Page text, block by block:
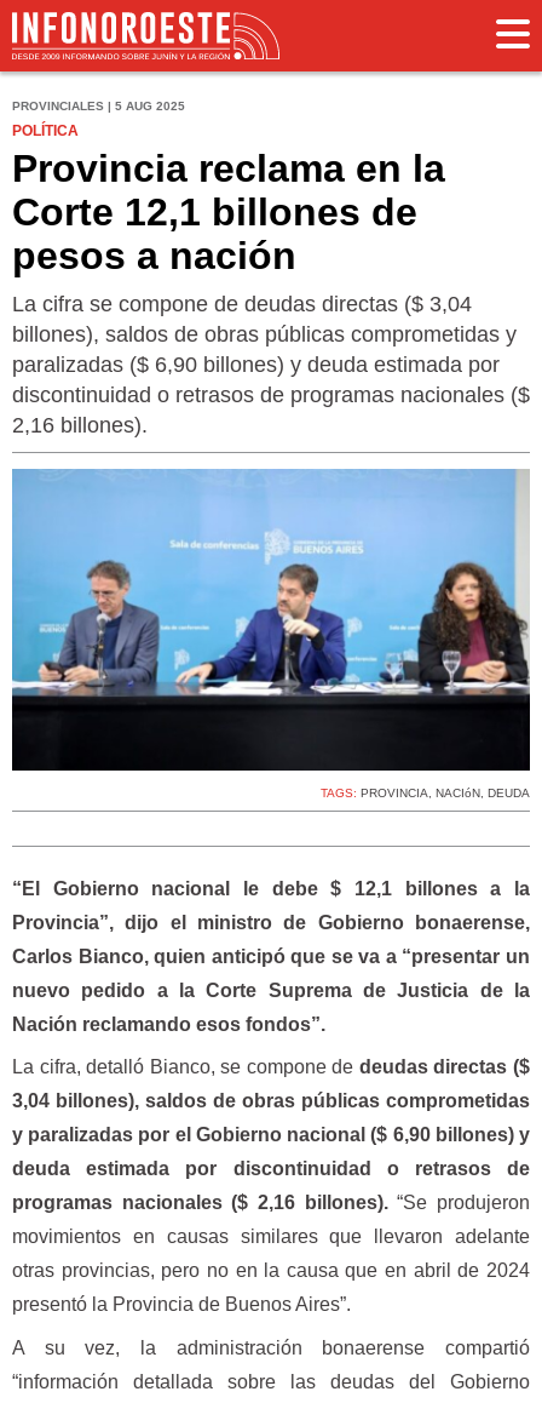
PROVINCIALES | 5 AUG 2025
POLÍTICA
Provincia reclama en la
Corte 12,1 billones de
pesos a nación
La cifra se compone de deudas directas ($ 3,04
billones), saldos de obras públicas comprometidas y
paralizadas ($ 6,90 billones) y deuda estimada por
discontinuidad o retrasos de programas nacionales ($
2,16 billones).
TAGS: PROVINCIA, NACIóN, DEUDA
“El Gobierno nacional le debe $ 12,1 billones a la
Provincia”, dijo el ministro de Gobierno bonaerense,
Carlos Bianco, quien anticipó que se va a “presentar un
nuevo pedido a la Corte Suprema de Justicia de la
Nación reclamando esos fondos”.
La cifra, detalló Bianco, se compone de deudas directas ($
3,04 billones), saldos de obras públicas comprometidas
y paralizadas por el Gobierno nacional ($ 6,90 billones) y
deuda estimada por discontinuidad o retrasos de
programas nacionales ($ 2,16 billones).“Se produjeron
movimientos en causas similares que llevaron adelante
otras provincias, pero no en la causa que en abril de 2024
presentó la Provincia de Buenos Aires”.
A su vez, la administración bonaerense compartió
“información detallada sobre las deudas del Gobierno